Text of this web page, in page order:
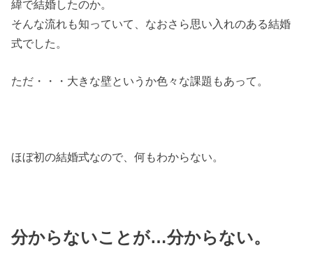
緯で結婚したのか。
そんな流れも知っていて、なおさら思い入れのある結婚
式でした。
ただ・・・大きな壁というか色々な課題もあって。
ほぼ初の結婚式なので、何もわからない。
分からないことが…分からない。